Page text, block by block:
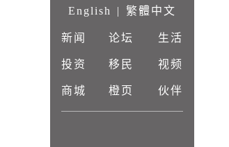
English
| 繁體中文
新闻 论坛 生活
投资 移民 视频
商城 橙页 伙伴